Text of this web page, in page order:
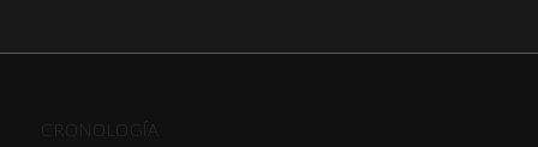
CRONOLOGÍA